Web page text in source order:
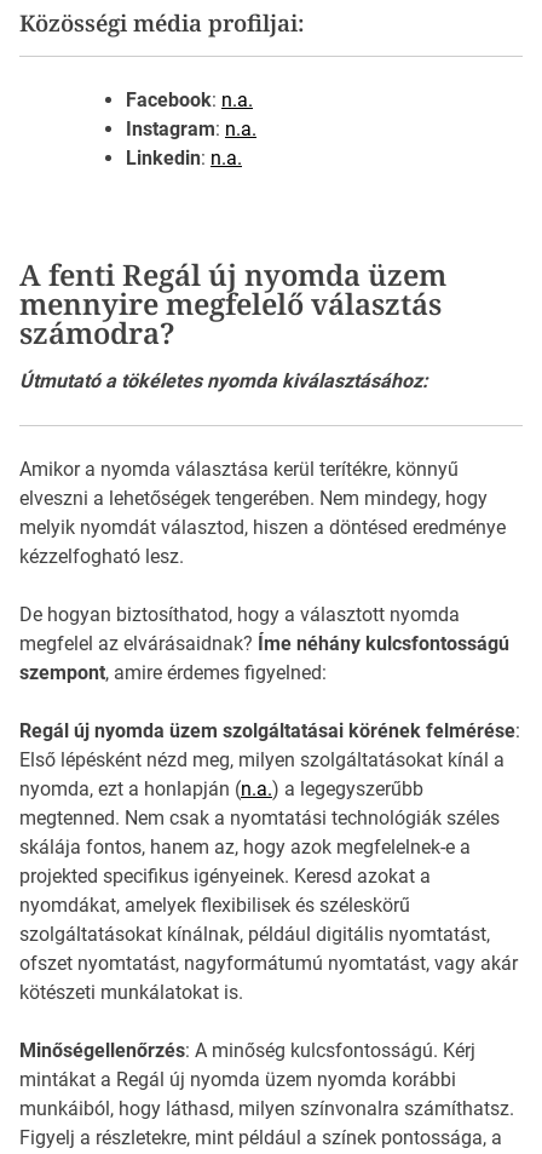
Közösségi média profiljai:
Facebook: n.a.
Instagram: n.a.
Linkedin: n.a.
A fenti Regál új nyomda üzem
mennyire megfelelő választás
számodra?
Útmutató a tökéletes nyomda kiválasztásához:
Amikor a nyomda választása kerül terítékre, könnyű
elveszni a lehetőségek tengerében. Nem mindegy, hogy
melyik nyomdát választod, hiszen a döntésed eredménye
kézzelfogható lesz.
De hogyan biztosíthatod, hogy a választott nyomda
megfelel az elvárásaidnak? Íme néhány kulcsfontosságú
szempont, amire érdemes figyelned:
Regál új nyomda üzem szolgáltatásai körének felmérése:
Első lépésként nézd meg, milyen szolgáltatásokat kínál a
nyomda, ezt a honlapján (n.a.) a legegyszerűbb
megtenned. Nem csak a nyomtatási technológiák széles
skálája fontos, hanem az, hogy azok megfelelnek-e a
projekted specifikus igényeinek. Keresd azokat a
nyomdákat, amelyek flexibilisek és széleskörű
szolgáltatásokat kínálnak, például digitális nyomtatást,
ofszet nyomtatást, nagyformátumú nyomtatást, vagy akár
kötészeti munkálatokat is.
Minőségellenőrzés: A minőség kulcsfontosságú. Kérj
mintákat a Regál új nyomda üzem nyomda korábbi
munkáiból, hogy láthasd, milyen színvonalra számíthatsz.
Figyelj a részletekre, mint például a színek pontossága, a